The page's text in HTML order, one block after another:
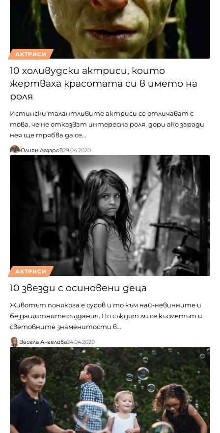
АКТРИСИ
10 холивудски актриси, които
жертваха красотата си в името на
роля
Истински талантливите актриси се отличават с
това, че не отказват интересна роля, дори ако заради
нея ще трябва да се…
Юлиян Лазаров29.04.2020
АКТРИСИ
10 звезди с осиновени деца
Животът понякога е суров и то към най-невинните и
беззащитните създания. Но съюзят ли се късметът и
световните знаменитости в…
Весела Ангелова24.04.2020